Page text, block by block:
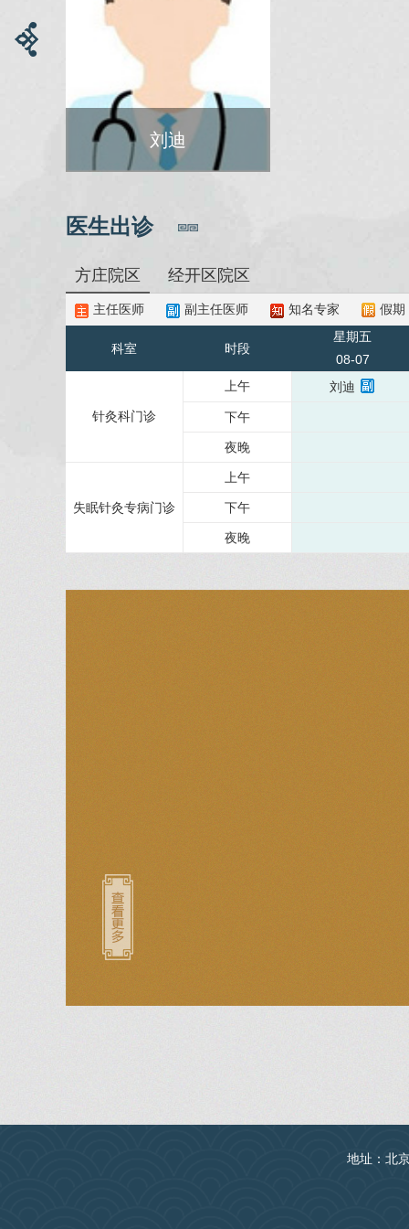
刘迪
医生出诊
方庄院区 经开区院区
主任医师 副主任医师 知名专家 假期
科室 时段
星期五
08-07
针灸科门诊
上午 刘迪
下午
夜晚
失眠针灸专病门诊
上午
下午
夜晚
地址：北